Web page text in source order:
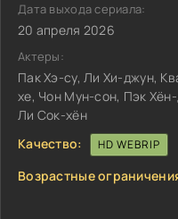
Дата выхода сериала:
20 апреля 2026
Актеры:
Пак Хэ-су, Ли Хи-джун,
хе, Чон Мун-сон, Пэк
Ли Сок-хён
Качество:
HD WEBRIP
Возрастные